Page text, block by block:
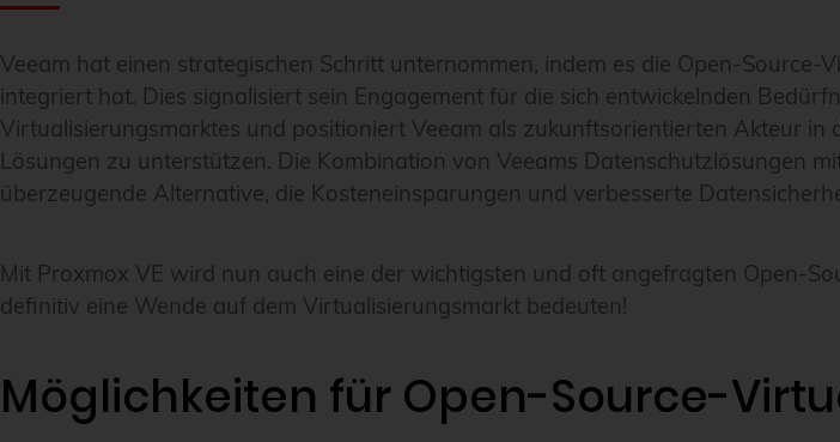
Veeam hat einen strategischen Schritt unternommen, indem es die Open-
integriert hat. Dies signalisiert sein Engagement für die sich entwickelnden
Virtualisierungsmarktes und positioniert Veeam als zukunftsorientierten Akteur
Lösungen zu unterstützen. Die Kombination von Veeams Datenschutzlösungen
überzeugende Alternative, die Kosteneinsparungen und verbesserte
Mit Proxmox VE wird nun auch eine der wichtigsten und oft angefragten Open-
definitiv eine Wende auf dem Virtualisierungsmarkt bedeuten!
Möglichkeiten für Open-Source-